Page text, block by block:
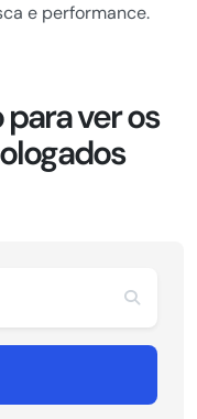
e performance.
ver os